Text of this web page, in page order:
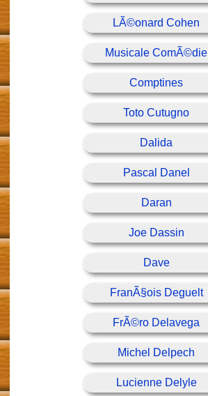
LÃ©onard Cohen
Musicale ComÃ©die
Comptines
Toto Cutugno
Dalida
Pascal Danel
Daran
Joe Dassin
Dave
FranÃ§ois Deguelt
FrÃ©ro Delavega
Michel Delpech
Lucienne Delyle